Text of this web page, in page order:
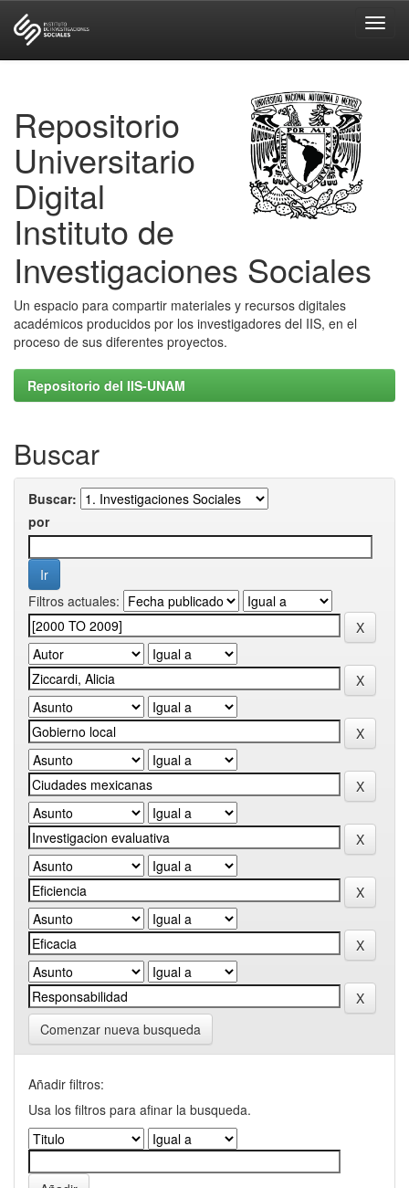
Repositorio
Universitario
Digital
Instituto de
Investigaciones Sociales
Un espacio para compartir materiales y recursos digitales
académicos producidos por los investigadores del IIS, en el
proceso de sus diferentes proyectos.
Repositorio del IIS-UNAM
Buscar
Buscar:
por
Filtros actuales:
Comenzar nueva busqueda
Añadir filtros:
Usa los filtros para afinar la busqueda.